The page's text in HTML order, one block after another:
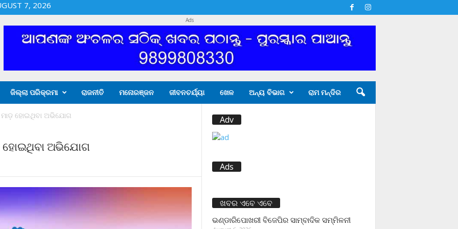
7, 2026
Ads
ଜିଲ୍ଲା ପରିକ୍ରମା ରାଜନୀତି ମନୋରଞ୍ଜନ ଜୀବନଚର୍ଯ୍ୟା ଖେଳ ଅନ୍ୟ ବିଭାଗ ରାମ ମନ୍ଦିର
ହୋଇଥିବା ଅଭିଯୋଗ
ହୋଇଥିବା ଅଭିଯୋଗ
Adv
Ads
ଖବର ଏବେ ଏବେ
ଭଣ୍ଡାରିପୋଖରୀ ବିଜେପିର ସାମ୍ବାଦିକ ସମ୍ମିଳନୀ